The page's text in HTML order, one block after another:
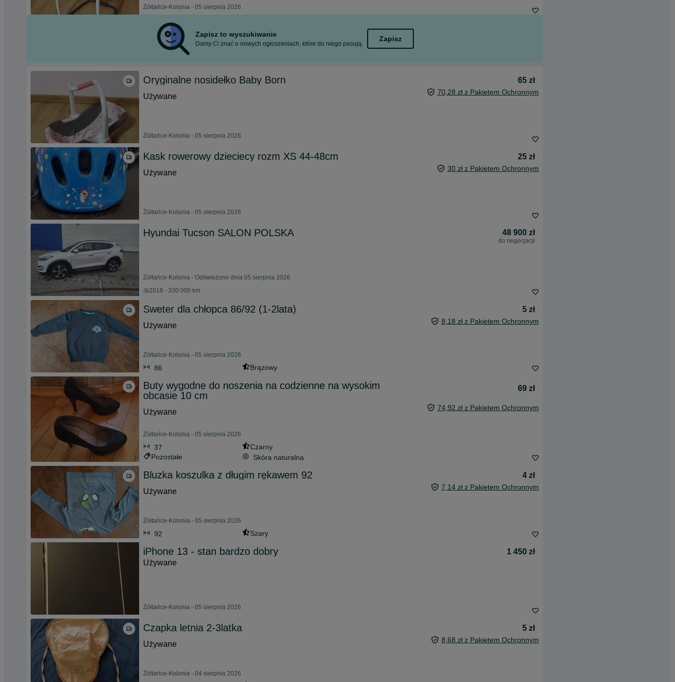
Żółtańce-Kolonia - 05 sierpnia 2026
Zapisz to wyszukiwanie
Damy Ci znać o nowych ogłoszeniach, które do niego pasują.
Zapisz
Oryginalne nosidełko Baby Born
65 zł
Używane
70,28 zł z Pakietem Ochronnym
Żółtańce-Kolonia - 05 sierpnia 2026
Kask rowerowy dzieciecy rozm XS 44-48cm
25 zł
Używane
30 zł z Pakietem Ochronnym
Żółtańce-Kolonia - 05 sierpnia 2026
Hyundai Tucson SALON POLSKA 48 900 zł
do negocjacji
Żółtańce-Kolonia - Odświeżono dnia 05 sierpnia 2026
2016 - 330 000 km
Sweter dla chłopca 86/92 (1-2lata)
5 zł
Używane
8,18 zł z Pakietem Ochronnym
Żółtańce-Kolonia - 05 sierpnia 2026
86 Brązowy
Buty wygodne do noszenia na codzienne na wysokim
obcasie 10 cm
69 zł
Używane 74,92 zł z Pakietem Ochronnym
Żółtańce-Kolonia - 05 sierpnia 2026
37
Czarny
Pozostałe
Skóra naturalna
Bluzka koszulka z długim rękawem 92
4 zł
Używane
7,14 zł z Pakietem Ochronnym
Żółtańce-Kolonia - 05 sierpnia 2026
92 Szary
iPhone 13 - stan bardzo dobry
1 450 zł
Używane
Żółtańce-Kolonia - 05 sierpnia 2026
Czapka letnia 2-3latka
5 zł
Używane
8,68 zł z Pakietem Ochronnym
Żółtańce-Kolonia - 04 sierpnia 2026